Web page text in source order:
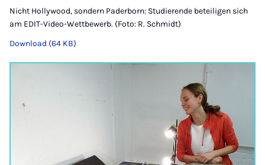
Nicht Hollywood, sondern Paderborn: Studierende beteiligen sich
am EDIT-Video-Wettbewerb. (Foto: R. Schmidt)
Download (64 KB)